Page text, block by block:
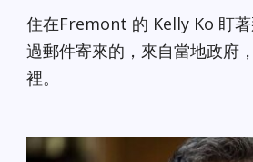
住在Fremont 的 Kelly Ko 盯
過郵件寄來的，來自當地政府
裡。